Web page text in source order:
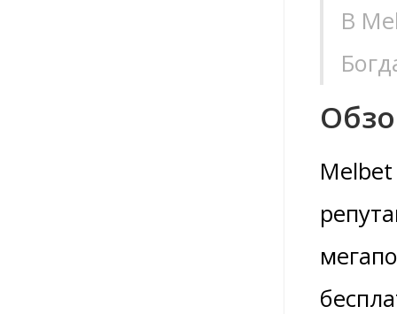
В